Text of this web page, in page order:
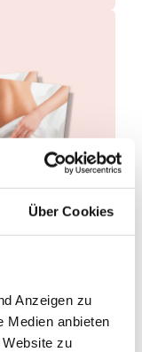
Über Cookies
Anzeigen zu
Medien anbieten
zu